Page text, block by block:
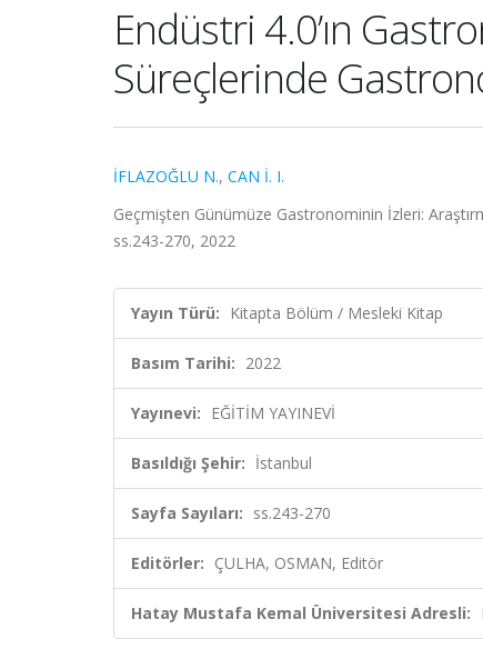
Endüstri 4.0’ın
Süreçlerinde
İFLAZOĞLU N., CAN İ. I.
Geçmişten Günümüze Gastronominin İzleri:
ss.243-270, 2022
Yayın Türü: Kitapta Bölüm / Mesleki Kitap
Basım Tarihi: 2022
Yayınevi: EĞİTİM YAYINEVİ
Basıldığı Şehir: İstanbul
Sayfa Sayıları: ss.243-270
Editörler: ÇULHA, OSMAN, Editör
Hatay Mustafa Kemal Üniversitesi Adresli: